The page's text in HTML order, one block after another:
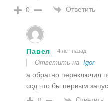
0 Ответить
Павел 4 лет назад
Ответить наIgor
а обратно переключил
ссд что бы первым